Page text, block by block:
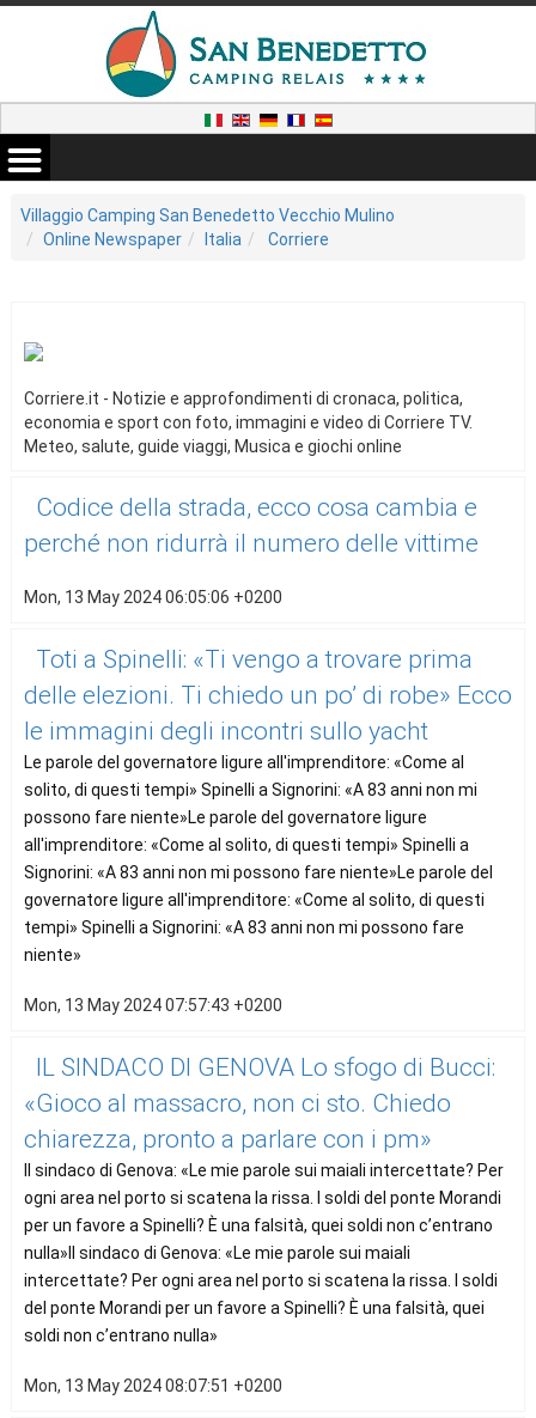
Villaggio Camping San Benedetto Vecchio Mulino
Online Newspaper
Italia Corriere
Corriere.it - Notizie e approfondimenti di cronaca, politica,
economia e sport con foto, immagini e video di Corriere TV.
Meteo, salute, guide viaggi, Musica e giochi online
Codice della strada, ecco cosa cambia e
perché non ridurrà il numero delle vittime
Mon, 13 May 2024 06:05:06 +0200
Toti a Spinelli: «Ti vengo a trovare prima
delle elezioni. Ti chiedo un po’ di robe» Ecco
le immagini degli incontri sullo yacht
Le parole del governatore ligure all'imprenditore: «Come al
solito, di questi tempi» Spinelli a Signorini: «A 83 anni non mi
possono fare niente»Le parole del governatore ligure
all'imprenditore: «Come al solito, di questi tempi» Spinelli a
Signorini: «A 83 anni non mi possono fare niente»Le parole del
governatore ligure all'imprenditore: «Come al solito, di questi
tempi» Spinelli a Signorini: «A 83 anni non mi possono fare
niente»
Mon, 13 May 2024 07:57:43 +0200
IL SINDACO DI GENOVA Lo sfogo di Bucci:
«Gioco al massacro, non ci sto. Chiedo
chiarezza, pronto a parlare con i pm»
Il sindaco di Genova: «Le mie parole sui maiali intercettate? Per
ogni area nel porto si scatena la rissa. I soldi del ponte Morandi
per un favore a Spinelli? È una falsità, quei soldi non c’entrano
nulla»Il sindaco di Genova: «Le mie parole sui maiali
intercettate? Per ogni area nel porto si scatena la rissa. I soldi
del ponte Morandi per un favore a Spinelli? È una falsità, quei
soldi non c’entrano nulla»
Mon, 13 May 2024 08:07:51 +0200